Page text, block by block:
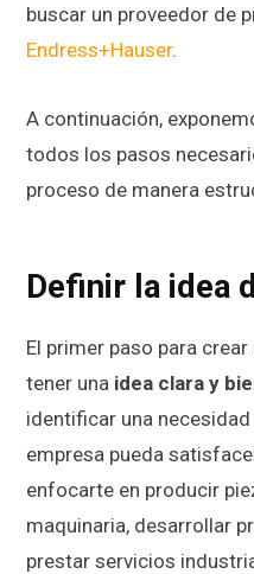
buscar un proveedor de
Endress+Hauser.
A continuación,
todos los pasos
proceso de manera
Definir la idea
El primer paso para
tener una idea clara y
identificar una
empresa pueda
enfocarte en producir
maquinaria, desarrollar
prestar servicios